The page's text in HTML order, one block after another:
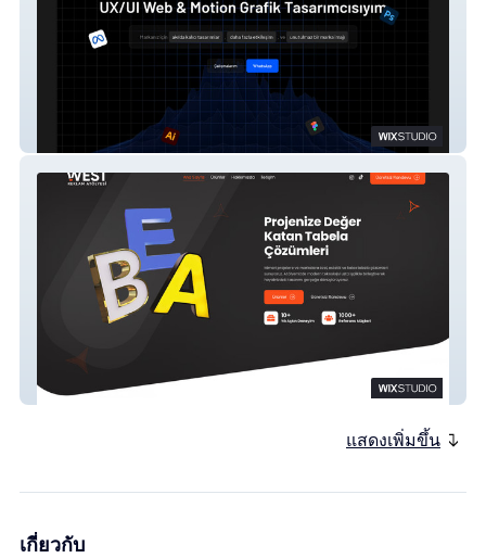
Faruk Creative
West Reklam Atölyesi
แสดงเพิ่มขึ้น
เกี่ยวกับ